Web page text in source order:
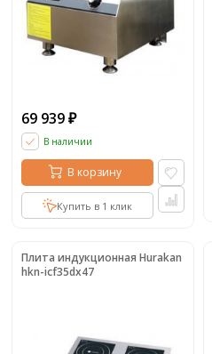
69 939 ₽
В наличии
В корзину
Купить в 1 клик
Плита индукционная Hurakan
hkn-icf35dx47